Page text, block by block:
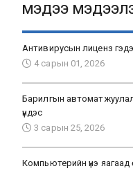
МЭДЭЭ
Антивирусын лиценз
4 сарын 01, 2026
Барилгын
үндэс
3 сарын 25, 2026
Компьютерийн үнэ